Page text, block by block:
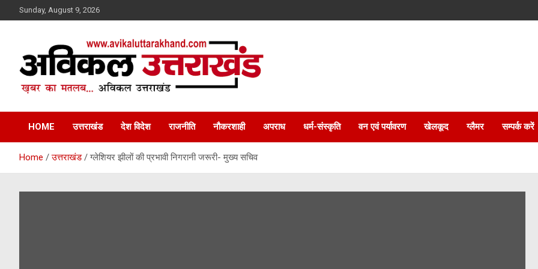
to
Sunday, August 9, 2026
Avikal Uttarakhand
HOME उत्तराखंड देश विदेश राजनीति नौकरशाही अपराध धर्म-संस्कृति वन एवं पर्यावरण खेलकूद ग्लैमर सम्पर्क करें
Home उत्तराखंड ग्लेशियर झीलों की प्रभावी निगरानी जरूरी- मुख्य सचिव